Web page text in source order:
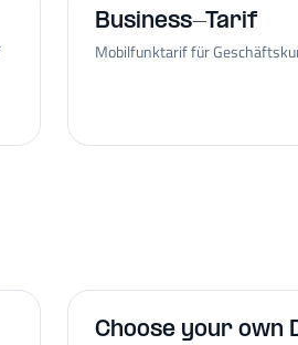
Business-Tarif
Mobilfunktarif für
Choose your own